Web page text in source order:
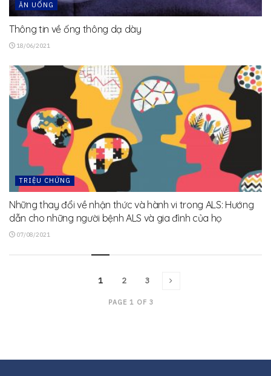
ĂN UỐNG
Thông tin về ống thông dạ dày
18/06/2021
TRIỆU CHỨNG
Những thay đổi về nhận thức và hành vi trong ALS: Hướng
dẫn cho những người bệnh ALS và gia đình của họ
07/08/2021
PAGE 1 OF 3
1 2 3